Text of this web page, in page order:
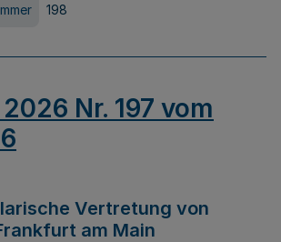
198
Nr. 197 vom
Vertretung von
am Main